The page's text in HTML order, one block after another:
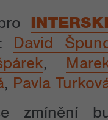
David
,
, Pavla
zmínění